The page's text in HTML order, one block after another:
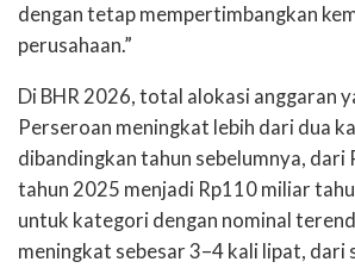
dengan tetap mempertimbangkan
perusahaan.”
Di BHR 2026, total alokasi anggaran
Perseroan meningkat lebih dari dua
dibandingkan tahun sebelumnya, dari
tahun 2025 menjadi Rp110 miliar
untuk kategori dengan nominal
meningkat sebesar 3–4 kali lipat, dari